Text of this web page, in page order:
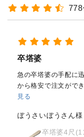
778
経木塔婆・水塔婆
はじめて注文しまし
が、どちらも丁寧に
osyoh様